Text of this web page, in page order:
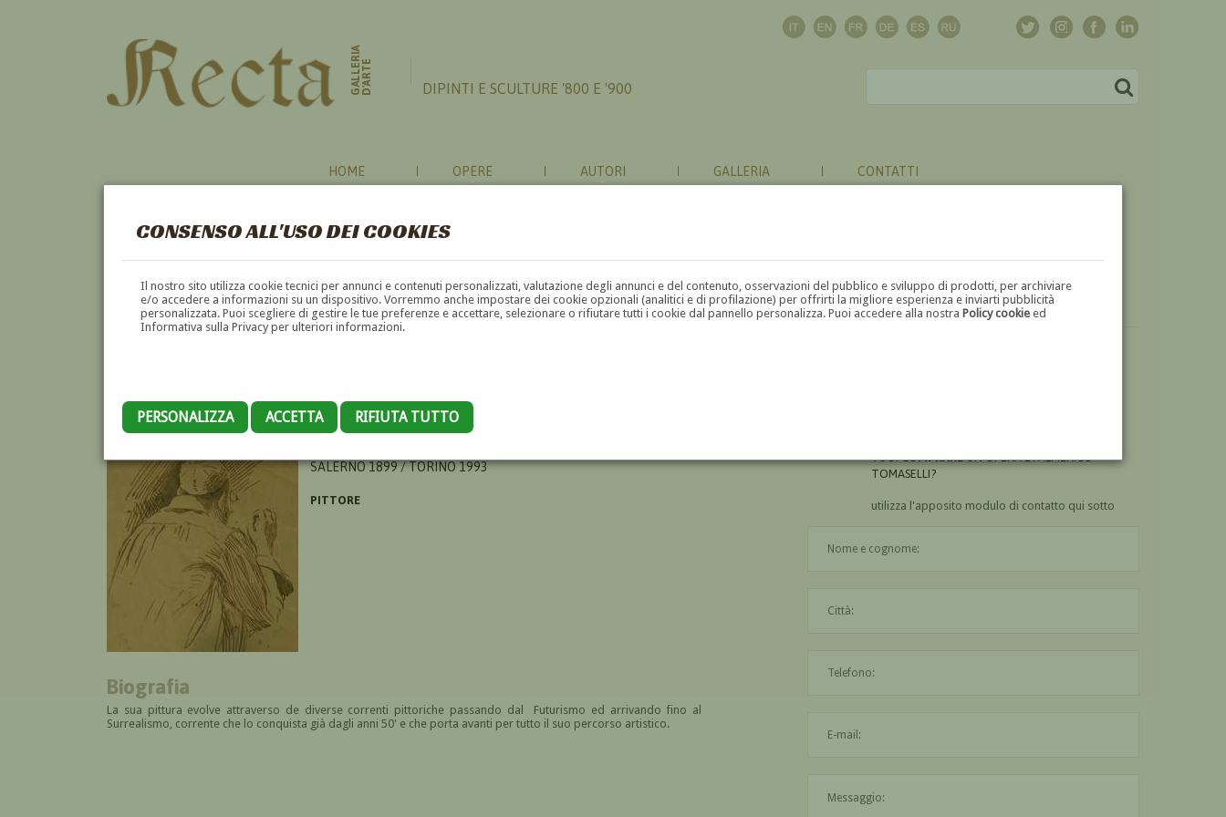
CONSENSO ALL'USO DEI COOKIES
Il nostro sito utilizza cookie tecnici per annunci e contenuti personalizzati, valutazione degli annunci e del contenuto, osservazioni del pubblico e sviluppo di prodotti, per archiviare
e/o accedere a informazioni su un dispositivo. Vorremmo anche impostare dei cookie opzionali (analitici e di profilazione) per offrirti la migliore esperienza e inviarti pubblicità
personalizzata. Puoi scegliere di gestire le tue preferenze e accettare, selezionare o rifiutare tutti i cookie dal pannello personalizza. Puoi accedere alla nostraPolicy cookie ed
Informativa sulla Privacy per ulteriori informazioni.
PERSONALIZZA ACCETTA RIFIUTA TUTTO
GALLERIAD'ARTE DIPINTI E SCULTURE '800 E '900
HOME OPERE AUTORI GALLERIA CONTATTI
ALMERICO TOMASELLI
SALERNO 1899 / TORINO 1993
PITTORE
Biografia
La sua pittura evolve attraverso de diverse correnti pittoriche passando dal Futurismo ed arrivando fino al
Surrealismo, corrente che lo conquista già dagli anni 50' e che porta avanti per tutto il suo percorso artistico.
VUOICOMPRAREUN'OPERA DI ALMERICO
TOMASELLI?
utilizza l'apposito modulo di contatto qui sotto